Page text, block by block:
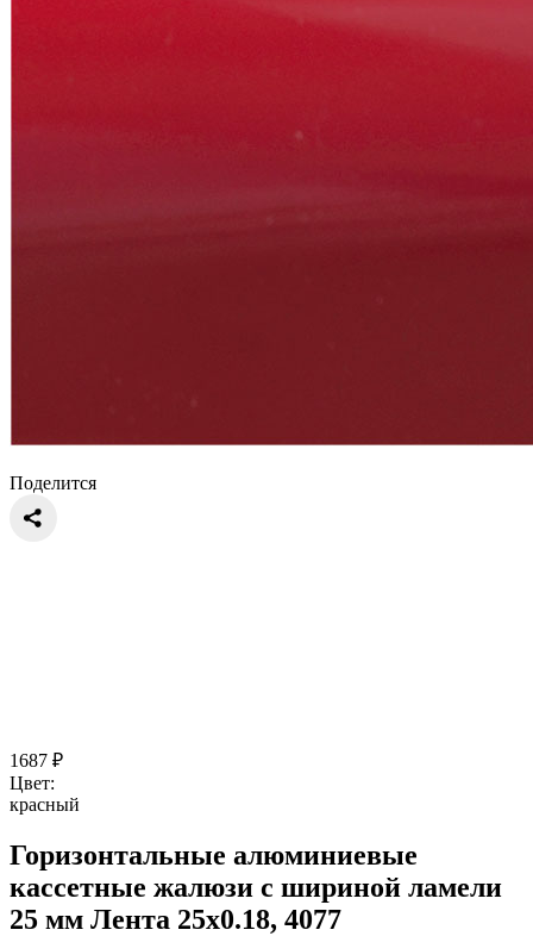
Поделится
1687 ₽
Цвет:
красный
Горизонтальные алюминиевые
кассетные жалюзи с шириной ламели
25 мм Лента 25x0.18, 4077